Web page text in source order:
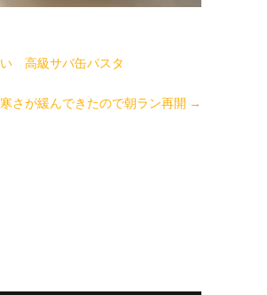
高級サバ缶パスタ
さが緩んできたので朝ラン再開 →